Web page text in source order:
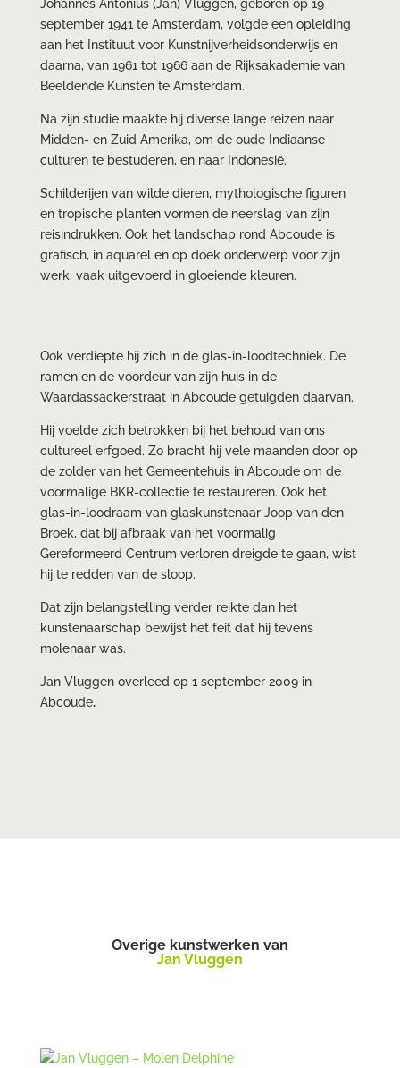
Johannes Antonius (Jan) Vluggen, geboren op 19
september 1941 te Amsterdam, volgde een opleiding
aan het Instituut voor Kunstnijverheidsonderwijs en
daarna, van 1961 tot 1966 aan de Rijksakademie van
Beeldende Kunsten te Amsterdam.
Na zijn studie maakte hij diverse lange reizen naar
Midden- en Zuid Amerika, om de oude Indiaanse
culturen te bestuderen, en naar Indonesië.
Schilderijen van wilde dieren, mythologische figuren
en tropische planten vormen de neerslag van zijn
reisindrukken. Ook het landschap rond Abcoude is
grafisch, in aquarel en op doek onderwerp voor zijn
werk, vaak uitgevoerd in gloeiende kleuren.
Ook verdiepte hij zich in de glas-in-loodtechniek. De
ramen en de voordeur van zijn huis in de
Waardassackerstraat in Abcoude getuigden daarvan.
Hij voelde zich betrokken bij het behoud van ons
cultureel erfgoed. Zo bracht hij vele maanden door op
de zolder van het Gemeentehuis in Abcoude om de
voormalige BKR-collectie te restaureren. Ook het
glas-in-loodraam van glaskunstenaar Joop van den
Broek, dat bij afbraak van het voormalig
Gereformeerd Centrum verloren dreigde te gaan, wist
hij te redden van de sloop.
Dat zijn belangstelling verder reikte dan het
kunstenaarschap bewijst het feit dat hij tevens
molenaar was.
Jan Vluggen overleed op 1 september 2009 in
Abcoude.
Overige kunstwerken van
Jan Vluggen